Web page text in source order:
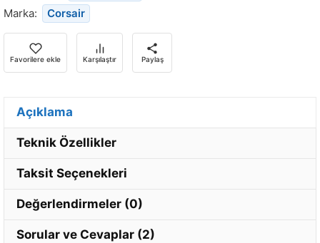
Marka:
Corsair
Favorilere ekle Karşılaştır Paylaş
Açıklama
Teknik Özellikler
Taksit Seçenekleri
Değerlendirmeler (0)
Sorular ve Cevaplar (2)